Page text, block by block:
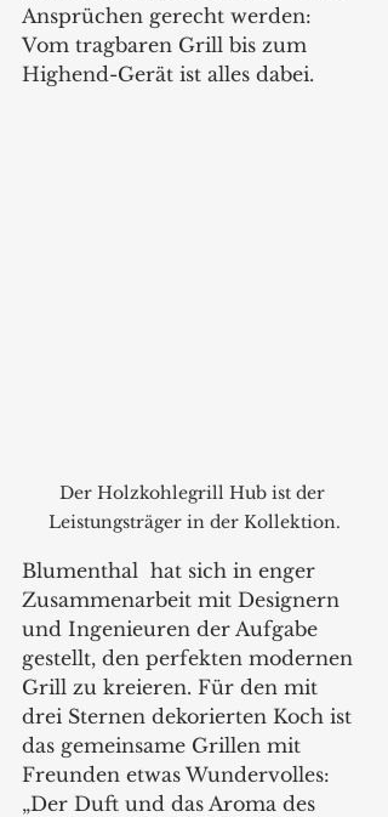
Ansprüchen gerecht werden:
Vom tragbaren Grill bis zum
Highend-Gerät ist alles dabei.
Der Holzkohlegrill Hub ist der
Leistungsträger in der Kollektion.
Blumenthal  hat sich in enger
Zusammenarbeit mit Designern
und Ingenieuren der Aufgabe
gestellt, den perfekten modernen
Grill zu kreieren. Für den mit
drei Sternen dekorierten Koch ist
das gemeinsame Grillen mit
Freunden etwas Wundervolles:
„Der Duft und das Aroma des